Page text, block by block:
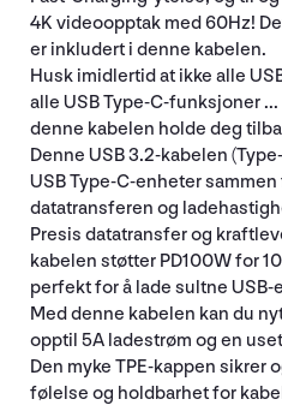
4K videoopptak med 60Hz!
er inkludert i denne kabelen.
Husk imidlertid at ikke alle
alle USB Type-C-funksjoner
denne kabelen holde deg
Denne USB 3.2-kabelen
USB Type-C-enheter
datatransferen og
Presis datatransfer og
kabelen støtter PD100W for
perfekt for å lade sultne USB-
Med denne kabelen kan du
opptil 5A ladestrøm og en
Den myke TPE-kappen sikrer
følelse og holdbarhet for